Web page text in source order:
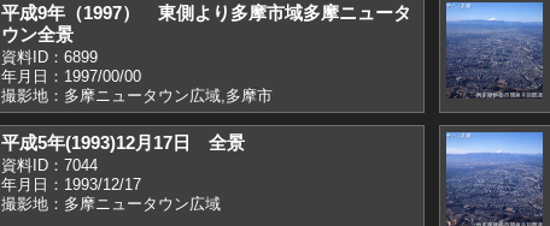
平成9年（1997） 東側より多摩市域多摩ニュータ
ウン全景
資料ID：6899
年月日：1997/00/00
撮影地：多摩ニュータウン広域,多摩市
平成5年(1993)12月17日 全景
資料ID：7044
年月日：1993/12/17
撮影地：多摩ニュータウン広域